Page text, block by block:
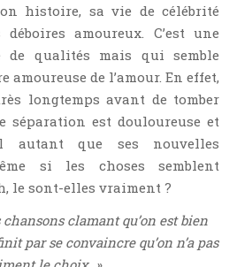
histoire, sa vie de célébrité
amoureux. C’est une
de qualités mais qui semble
amoureuse de l’amour. En effet,
longtemps avant de tomber
séparation est douloureuse et
autant que ses nouvelles
si les choses semblent
le sont-elles vraiment ?
chansons clamant qu’on est bien
par se convaincre qu’on n’a pas